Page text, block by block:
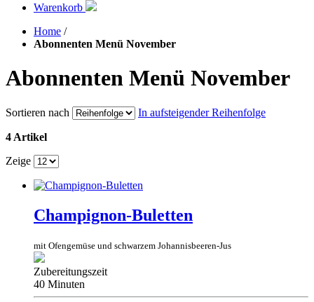
Warenkorb
Home /
Abonnenten Menü November
Abonnenten Menü November
Sortieren nach In aufsteigender Reihenfolge
4 Artikel
Zeige
Champignon-Buletten
mit Ofengemüse und schwarzem Johannisbeeren-Jus
Zubereitungszeit
40 Minuten